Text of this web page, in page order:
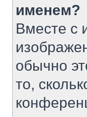
именем?
Вместе с
обычно
то,